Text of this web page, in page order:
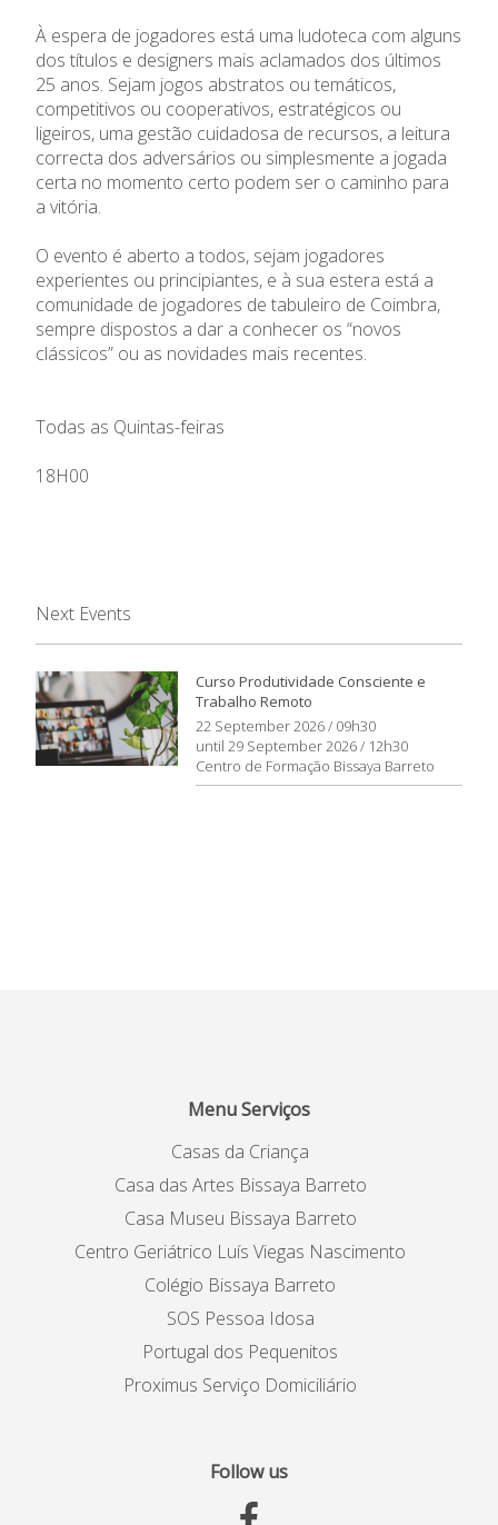
À espera de jogadores está uma ludoteca com alguns
dos títulos e designers mais aclamados dos últimos
25 anos. Sejam jogos abstratos ou temáticos,
competitivos ou cooperativos, estratégicos ou
ligeiros, uma gestão cuidadosa de recursos, a leitura
correcta dos adversários ou simplesmente a jogada
certa no momento certo podem ser o caminho para
a vitória.
O evento é aberto a todos, sejam jogadores
experientes ou principiantes, e à sua estera está a
comunidade de jogadores de tabuleiro de Coimbra,
sempre dispostos a dar a conhecer os “novos
clássicos” ou as novidades mais recentes.
Todas as Quintas-feiras
18H00
Next Events
Curso Produtividade Consciente e
Trabalho Remoto
22 September 2026 / 09h30
until 29 September 2026 / 12h30
Centro de Formação Bissaya Barreto
Menu Serviços
Casas da Criança
Casa das Artes Bissaya Barreto
Casa Museu Bissaya Barreto
Centro Geriátrico Luís Viegas Nascimento
Colégio Bissaya Barreto
SOS Pessoa Idosa
Portugal dos Pequenitos
Proximus Serviço Domiciliário
Follow us